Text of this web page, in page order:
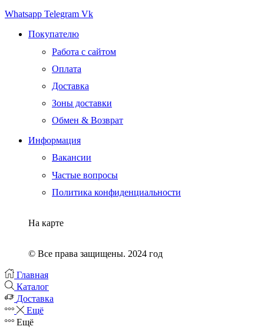
Whatsapp Telegram Vk
Покупателю
Работа с сайтом
Оплата
Доставка
Зоны доставки
Обмен & Возврат
Информация
Вакансии
Частые вопросы
Политика конфиденциальности
На карте
© Все права защищены. 2024 год
Главная
Каталог
Доставка
Ещё
Ещё